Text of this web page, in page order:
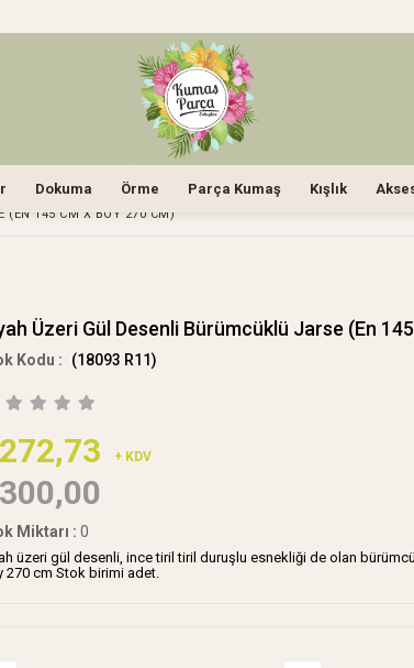
Dokuma Örme Parça Kumaş Kışlık
(EN 145 CM X BOY 270 CM)
Üzeri Gül Desenli Bürümcüklü Jarse (En
(18093 R11)
+ KDV
Miktarı : 0
üzeri gül desenli, ince tiril tiril duruşlu esnekliği de olan
270 cm Stok birimi adet.